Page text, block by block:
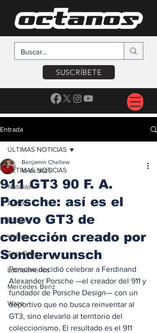
SUSCRÍBETE
Entrada
ÚLTIMAS NOTICIAS
Noticias
A Motor
Locales
Voltaje
Test Drive
Latinoamérica
Mercedes Benz
Waze
ÚLTIMAS NOTICIAS
911 GT3 90 F. A.
Porsche: así es el
nuevo GT3 de
colección creado por
Sonderwunsch
Benjamín Chellew
13 dic 2025
Porsche decidió celebrar a Ferdinand
Alexander Porsche —el creador del 911 y
fundador de Porsche Design— con un
deportivo que no busca reinventar al
GT3, sino elevarlo al territorio del
coleccionismo. El resultado es el 911